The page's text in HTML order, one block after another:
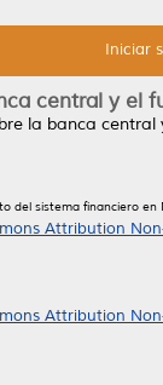
Iniciar
central y el
la banca
del sistema financiero en
Attribution
Attribution